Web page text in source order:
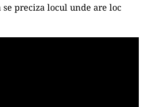
se preciza locul unde are loc